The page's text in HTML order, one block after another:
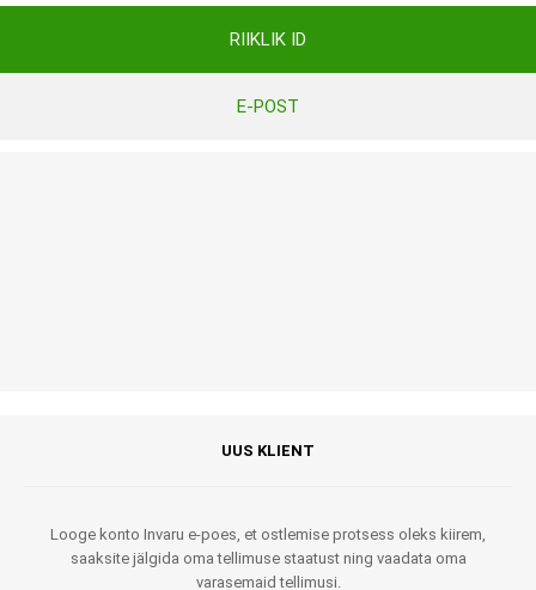
RIIKLIK ID
E-POST
UUS KLIENT
Looge konto Invaru e-poes, et ostlemise protsess oleks kiirem,
saaksite jälgida oma tellimuse staatust ning vaadata oma
varasemaid tellimusi.